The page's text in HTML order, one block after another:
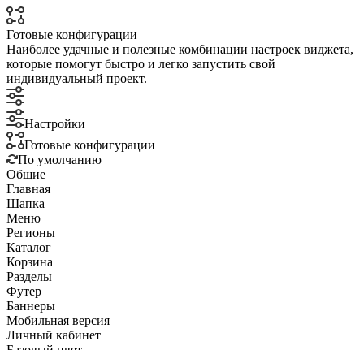
Готовые конфигурации
Наиболее удачные и полезные комбинации настроек виджета,
которые помогут быстро и легко запустить свой
индивидуальный проект.
Настройки
Готовые конфигурации
По умолчанию
Общие
Главная
Шапка
Меню
Регионы
Каталог
Корзина
Разделы
Футер
Баннеры
Мобильная версия
Личный кабинет